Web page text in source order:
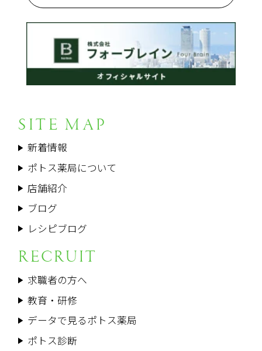
SITE MAP
新着情報
ポトス薬局について
店舗紹介
ブログ
レシピブログ
RECRUIT
求職者の方へ
教育・研修
データで見るポトス薬局
ポトス診断